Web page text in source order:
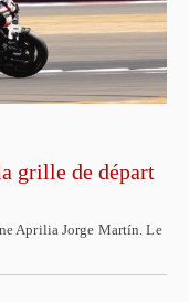
grille de départ
Aprilia Jorge Martín. Le